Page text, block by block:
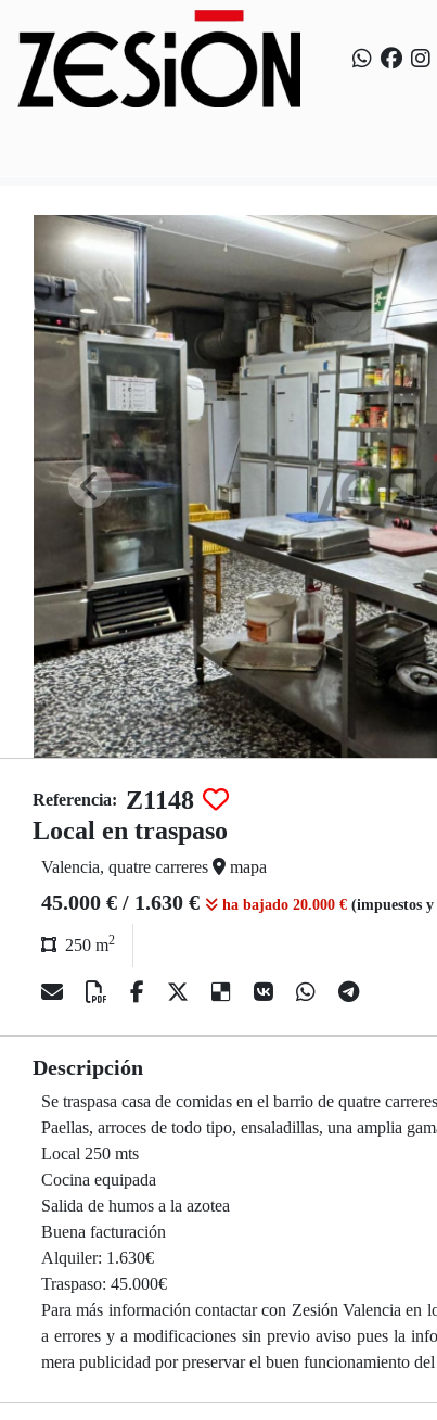
Referencia: Z1148
Local en traspaso
Valencia, quatre carreres mapa
45.000 € / 1.630 € ha bajado 20.000 € (impuestos
250 m2
Descripción
Se traspasa casa de comidas en el barrio de quatre
Paellas, arroces de todo tipo, ensaladillas, una amplia
Local 250 mts
Cocina equipada
Salida de humos a la azotea
Buena facturación
Alquiler: 1.630€
Traspaso: 45.000€
Para más información contactar con Zesión Valencia en
a errores y a modificaciones sin previo aviso pues la
mera publicidad por preservar el buen funcionamiento